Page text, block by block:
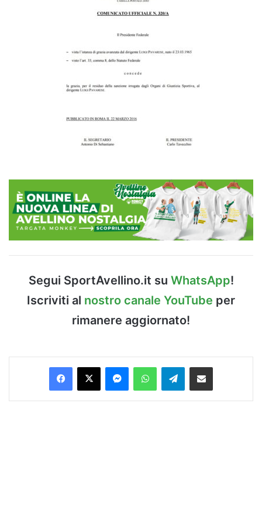
Segui SportAvellino.it su WhatsApp!
Iscriviti al nostro canale YouTube per
rimanere aggiornato!
Facebook
X MessengerWhatsAppTelegramCondividi via Email